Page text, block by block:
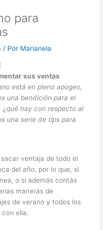
para
/ Por Marianela
sus ventas
está en pleno apogeo,
una bendición para el
hay con respecto al
una serie de tips para
ventaja de todo el
del año, por lo que, si
o si además contás
maneras de
de verano y todos los
ella.